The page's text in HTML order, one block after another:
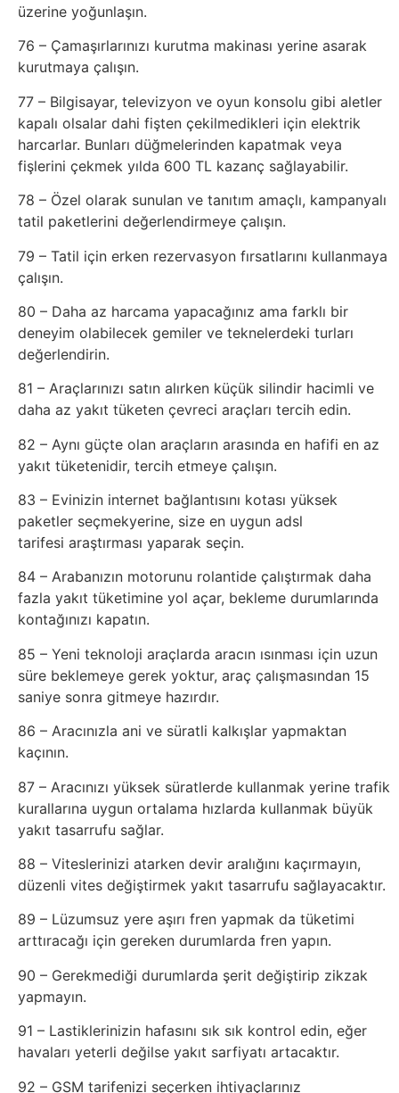
üzerine yoğunlaşın.
76 – Çamaşırlarınızı kurutma makinası yerine asarak
kurutmaya çalışın.
77 – Bilgisayar, televizyon ve oyun konsolu gibi aletler
kapalı olsalar dahi fişten çekilmedikleri için elektrik
harcarlar. Bunları düğmelerinden kapatmak veya
fişlerini çekmek yılda 600 TL kazanç sağlayabilir.
78 – Özel olarak sunulan ve tanıtım amaçlı, kampanyalı
tatil paketlerini değerlendirmeye çalışın.
79 – Tatil için erken rezervasyon fırsatlarını kullanmaya
çalışın.
80 – Daha az harcama yapacağınız ama farklı bir
deneyim olabilecek gemiler ve teknelerdeki turları
değerlendirin.
81 – Araçlarınızı satın alırken küçük silindir hacimli ve
daha az yakıt tüketen çevreci araçları tercih edin.
82 – Aynı güçte olan araçların arasında en hafifi en az
yakıt tüketenidir, tercih etmeye çalışın.
83 – Evinizin internet bağlantısını kotası yüksek
paketler seçmekyerine, size en uygun adsl
tarifesi araştırması yaparak seçin.
84 – Arabanızın motorunu rolantide çalıştırmak daha
fazla yakıt tüketimine yol açar, bekleme durumlarında
kontağınızı kapatın.
85 – Yeni teknoloji araçlarda aracın ısınması için uzun
süre beklemeye gerek yoktur, araç çalışmasından 15
saniye sonra gitmeye hazırdır.
86 – Aracınızla ani ve süratli kalkışlar yapmaktan
kaçının.
87 – Aracınızı yüksek süratlerde kullanmak yerine trafik
kurallarına uygun ortalama hızlarda kullanmak büyük
yakıt tasarrufu sağlar.
88 – Viteslerinizi atarken devir aralığını kaçırmayın,
düzenli vites değiştirmek yakıt tasarrufu sağlayacaktır.
89 – Lüzumsuz yere aşırı fren yapmak da tüketimi
arttıracağı için gereken durumlarda fren yapın.
90 – Gerekmediği durumlarda şerit değiştirip zikzak
yapmayın.
91 – Lastiklerinizin hafasını sık sık kontrol edin, eğer
havaları yeterli değilse yakıt sarfiyatı artacaktır.
92 – GSM tarifenizi seçerken ihtiyaçlarınız